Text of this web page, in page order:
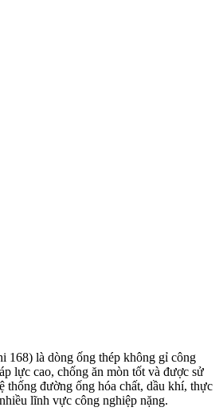
168) là dòng ống thép không gỉ công
lực cao, chống ăn mòn tốt và được sử
thống đường ống hóa chất, dầu khí, thực
lĩnh vực công nghiệp nặng.